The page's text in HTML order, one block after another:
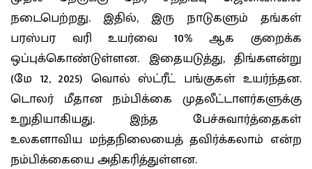
நடைபெற்றது. இதில், இரு நாடுகளும் தங்கள்
பரஸ்பர வரி உயர்வை 10% ஆக குறைக்க
ஒப்புக்கொண்டுள்ளன. இதையடுத்து, திங்களன்று
(மே 12, 2025) வொல் ஸ்ட்ரீட் பங்குகள் உயர்ந்தன.
டொலர் மீதான நம்பிக்கை முதலீட்டாளர்களுக்கு
உறுதியாகியது. இந்த பேச்சுவார்த்தைகள்
உலகளாவிய மந்தநிலையைத் தவிர்க்கலாம் என்ற
நம்பிக்கையை அதிகரித்துள்ளன.